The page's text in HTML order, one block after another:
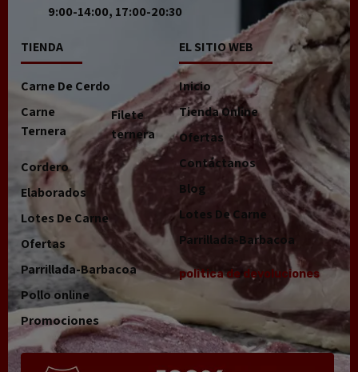
9:00-14:00, 17:00-20:30
TIENDA
Carne De Cerdo
Carne
Ternera
Filete
ternera
Cordero
Elaborados
Lotes De Carne
Ofertas
Parrillada-Barbacoa
Pollo online
Promociones
EL SITIO WEB
Inicio
Tienda Online
Ofertas
Contáctanos
Blog
Lotes De Carne
Parrillada-Barbacoa
politica de devoluciones